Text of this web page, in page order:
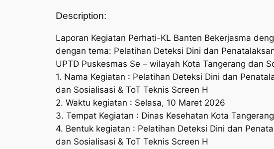
Description:
Laporan Kegiatan Perhati-KL Banten Bekerjasma
dengan tema: Pelatihan Deteksi Dini dan
UPTD Puskesmas Se – wilayah Kota Tangerang dan
1. Nama Kegiatan : Pelatihan Deteksi Dini dan
dan Sosialisasi & ToT Teknis Screen H
2. Waktu kegiatan : Selasa, 10 Maret 2026
3. Tempat Kegiatan : Dinas Kesehatan Kota Tangerang
4. Bentuk kegiatan : Pelatihan Deteksi Dini dan
dan Sosialisasi & ToT Teknis Screen H